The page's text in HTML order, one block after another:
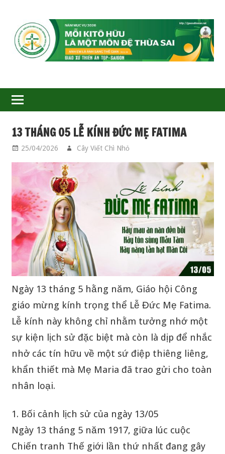
GIÁO
XỨ
THIÊN
ÂN-
TGP
SAIGON
13 THÁNG 05 LỄ KÍNH ĐỨC MẸ FATIMA
25/04/2026 Cây Viết Chì Nhỏ
Ngày 13 tháng 5 hằng năm, Giáo hội Công
giáo mừng kính trọng thể Lễ Đức Mẹ Fatima.
Lễ kính này không chỉ nhằm tưởng nhớ một
sự kiện lịch sử đặc biệt mà còn là dịp để nhắc
nhở các tín hữu về một sứ điệp thiêng liêng,
khẩn thiết mà Mẹ Maria đã trao gửi cho toàn
nhân loại.
1. Bối cảnh lịch sử của ngày 13/05
Ngày 13 tháng 5 năm 1917, giữa lúc cuộc
Chiến tranh Thế giới lần thứ nhất đang gây